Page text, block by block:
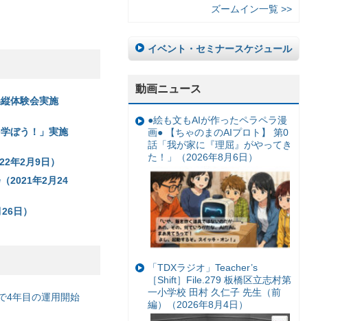
体験会実施
ぼう！」実施
年2月9日）
2021年2月24
日）
4年目の運用開始
ズームイン一覧 >>
イベント・セミナースケジュール
動画ニュース
●絵も文もAIが作ったペラペラ漫
画● 【ちゃのまのAIプロト】 第0
話「我が家に『理屈』がやってき
た！」（2026年8月6日）
「TDXラジオ」Teacher’s
［Shift］File.279 板橋区立志村第
一小学校 田村 久仁子 先生（前
編）（2026年8月4日）